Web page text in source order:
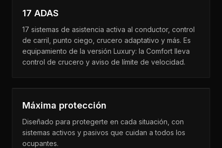
17 ADAS
17 sistemas de asistencia activa al conductor, control
de carril, punto ciego, crucero adaptativo y más. Es
equipamiento de la versión Luxury: la Comfort lleva
control de crucero y aviso de límite de velocidad.
Máxima protección
Diseñado para protegerte en cada situación, con
sistemas activos y pasivos que cuidan a todos los
ocupantes.